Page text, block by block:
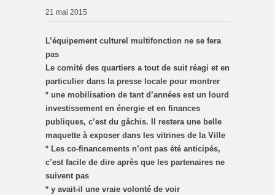
21 mai 2015
L’équipement culturel multifonction ne se fera
pas
Le comité des quartiers a tout de suit réagi et en
particulier dans la presse locale pour montrer
* une mobilisation de tant d’années est un lourd
investissement en énergie et en finances
publiques, c’est du gâchis. Il restera une belle
maquette à exposer dans les vitrines de la Ville
* Les co-financements n’ont pas été anticipés,
c’est facile de dire après que les partenaires ne
suivent pas
* y avait-il une vraie volonté de voir